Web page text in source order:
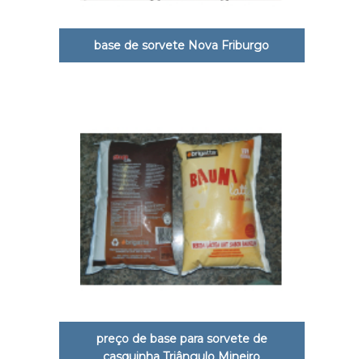
base de sorvete Nova Friburgo
preço de base para sorvete de